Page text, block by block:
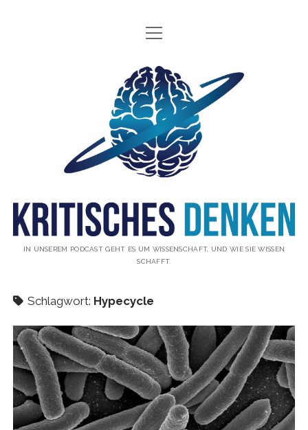
INFO
ÜBER UNS
WAS IST KRITISCHES DENKEN?
GÄSTE
THEMEN
UNTERSTÜTZUNG
KONTAKT
DAS BUCH ZUM PODCAST
facebook
linkedinyoutube
emailmastodon
patreonspotify
Menü
öffnen
Kritisches
Podcast
IN UNSEREM PODCAST GEHT ES UM WISSENSCHAFT, UND WIE SIE WISSEN
SCHAFFT.
Schlagwort: Hypecycle